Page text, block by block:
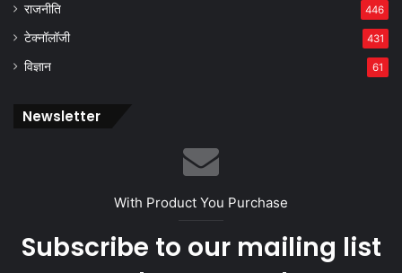
राजनीति 446
टेक्नॉलॉजी 431
विज्ञान 61
Newsletter
With Product You Purchase
Subscribe to our mailing list